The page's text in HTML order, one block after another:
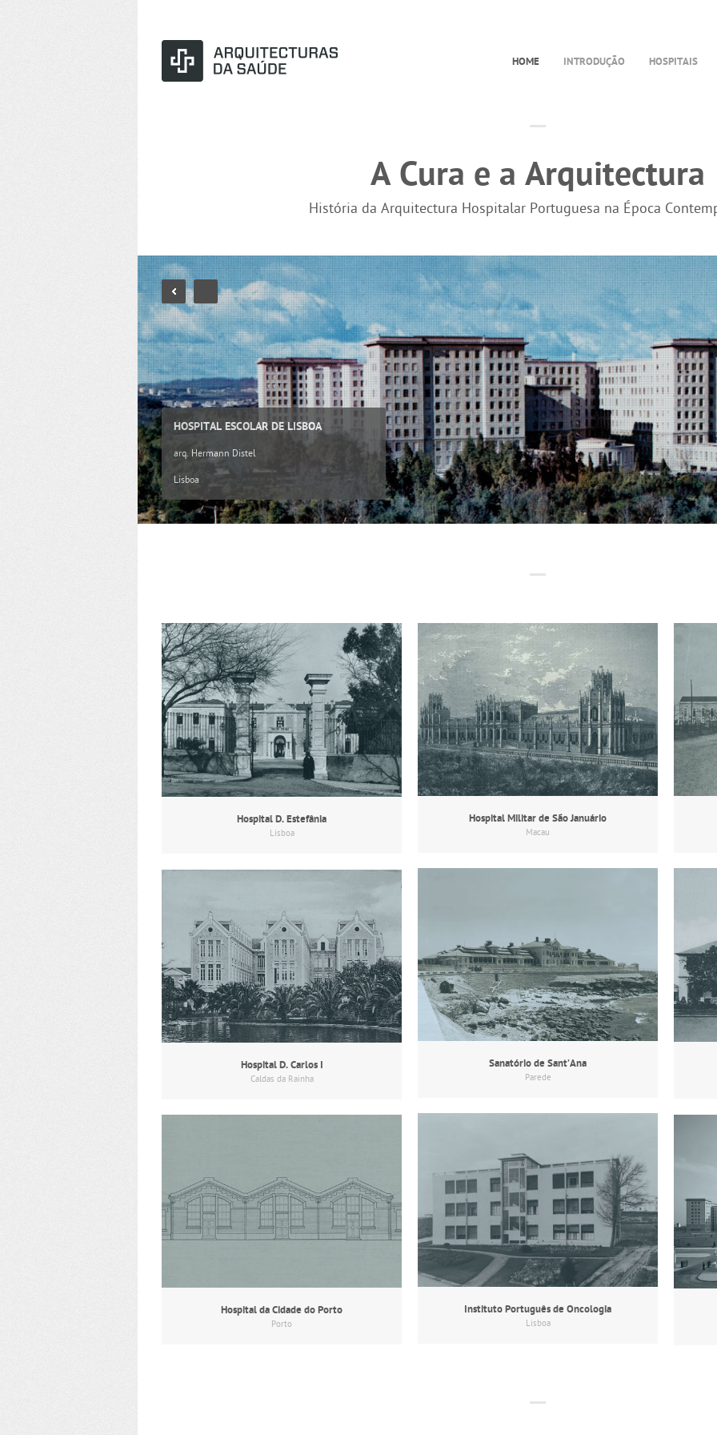
HOME INTRODUÇÃO HOSPITAIS
A Cura e a Arquitectura
História da Arquitectura Hospitalar Portuguesa na Época
HOSPITAL ESCOLAR DE LISBOA
arq. Hermann Distel
Lisboa
Hospital D. Estefânia
Lisboa
Hospital Militar de São Januário
Macau
Sanatório de Sant’Ana
Parede
Hospital D. Carlos I
Caldas da Rainha
Instituto Português de Oncologia
Lisboa
Hospital da Cidade do Porto
Porto